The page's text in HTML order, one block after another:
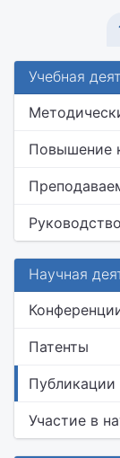
Учебная
Повышение
Научная
Патенты
Публикации
Участие в